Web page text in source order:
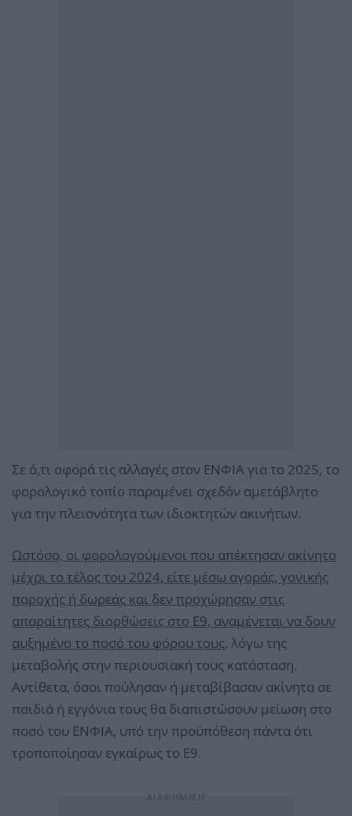
Σε ό,τι αφορά τις αλλαγές στον ΕΝΦΙΑ για το 2025, το
φορολογικό τοπίο παραμένει σχεδόν αμετάβλητο
για την πλειονότητα των ιδιοκτητών ακινήτων.
Ωστόσο, οι φορολογούμενοι που απέκτησαν ακίνητο
μέχρι το τέλος του 2024, είτε μέσω αγοράς, γονικής
παροχής ή δωρεάς και δεν προχώρησαν στις
απαραίτητες διορθώσεις στο Ε9, αναμένεται να δουν
αυξημένο το ποσό του φόρου τους, λόγω της
μεταβολής στην περιουσιακή τους κατάσταση.
Αντίθετα, όσοι πούλησαν ή μεταβίβασαν ακίνητα σε
παιδιά ή εγγόνια τους θα διαπιστώσουν μείωση στο
ποσό του ΕΝΦΙΑ, υπό την προϋπόθεση πάντα ότι
τροποποίησαν εγκαίρως το Ε9.